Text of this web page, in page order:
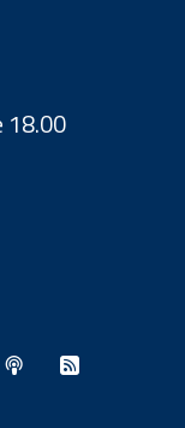
18.00